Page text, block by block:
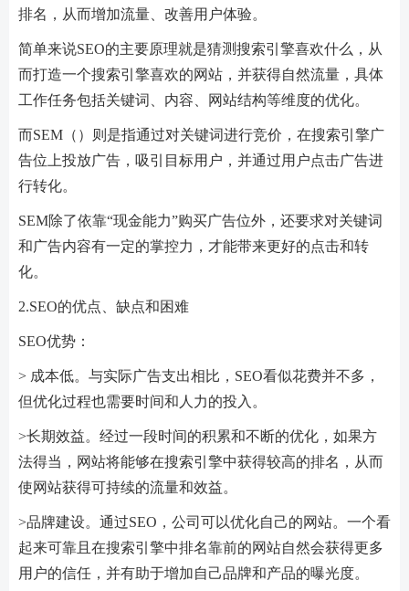
排名，从而增加流量、改善用户体验。
简单来说SEO的主要原理就是猜测搜索引擎喜欢什么，从
而打造一个搜索引擎喜欢的网站，并获得自然流量，具体
工作任务包括关键词、内容、网站结构等维度的优化。
而SEM（）则是指通过对关键词进行竞价，在搜索引擎广
告位上投放广告，吸引目标用户，并通过用户点击广告进
行转化。
SEM除了依靠“现金能力”购买广告位外，还要求对关键词
和广告内容有一定的掌控力，才能带来更好的点击和转
化。
2.SEO的优点、缺点和困难
SEO优势：
> 成本低。与实际广告支出相比，SEO看似花费并不多，
但优化过程也需要时间和人力的投入。
>长期效益。经过一段时间的积累和不断的优化，如果方
法得当，网站将能够在搜索引擎中获得较高的排名，从而
使网站获得可持续的流量和效益。
>品牌建设。通过SEO，公司可以优化自己的网站。一个看
起来可靠且在搜索引擎中排名靠前的网站自然会获得更多
用户的信任，并有助于增加自己品牌和产品的曝光度。